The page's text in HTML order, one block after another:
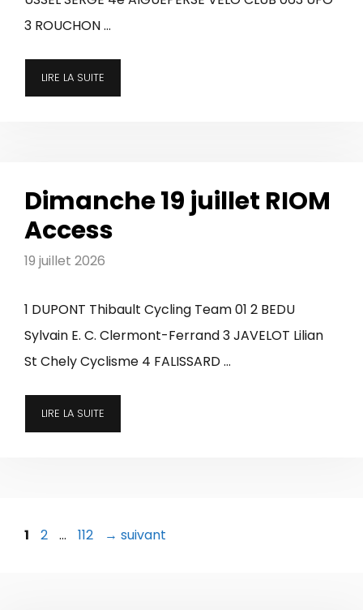
3 ROUCHON …
LIRE LA SUITE
Dimanche 19 juillet RIOM
Access
19 juillet 2026
1 DUPONT Thibault Cycling Team 01 2 BEDU
Sylvain E. C. Clermont-Ferrand 3 JAVELOT Lilian
St Chely Cyclisme 4 FALISSARD …
LIRE LA SUITE
Page
1 Page
2 … Page
112 → suivant